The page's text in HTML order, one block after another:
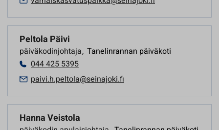
Peltola Päivi
päiväkodinjohtaja, Tanelinrannan päiväkoti
044 425 5395
paivi.h.peltola@seinajoki.fi
Hanna Veistola